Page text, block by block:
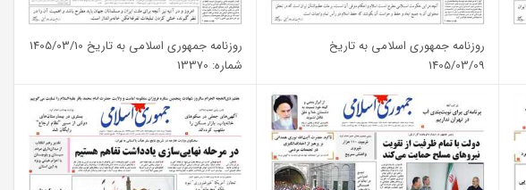
روزنامه جمهوری اسلامی به تاریخ 1405/03/10
شماره: 13370
روزنامه جمهوری اسلامی به تاریخ
1405/03/09